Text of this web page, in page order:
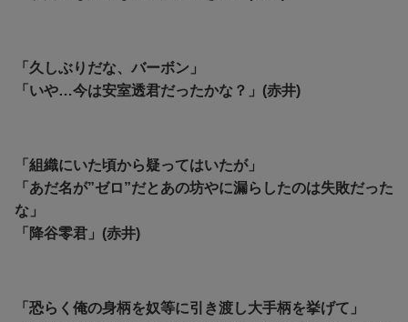
「久しぶりだな、バーボン」
「いや…今は安室透君だったかな？」(赤井)
「組織にいた頃から疑ってはいたが」
「あだ名が”ゼロ”だとあの坊やに漏らしたのは失敗だった
な」
「降谷零君」(赤井)
「恐らく俺の身柄を奴等に引き渡し大手柄を挙げて」